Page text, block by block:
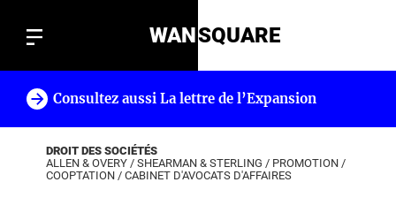
WANSQUARE
Consultez aussi La lettre de l’Expansion
DROIT DES SOCIÉTÉS
ALLEN & OVERY / SHEARMAN & STERLING / PROMOTION /
COOPTATION / CABINET D'AVOCATS D'AFFAIRES